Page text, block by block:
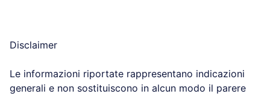
Disclaimer
Le informazioni riportate rappresentano indicazioni
generali e non sostituiscono in alcun modo il parere